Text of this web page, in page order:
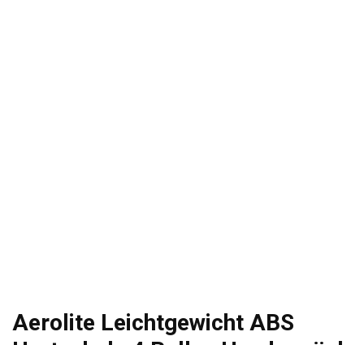
Aerolite Leichtgewicht ABS